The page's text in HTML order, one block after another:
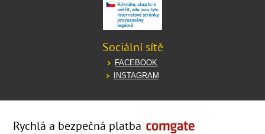
Sociální sítě
FACEBOOK
INSTAGRAM
Rychlá a bezpečná platba